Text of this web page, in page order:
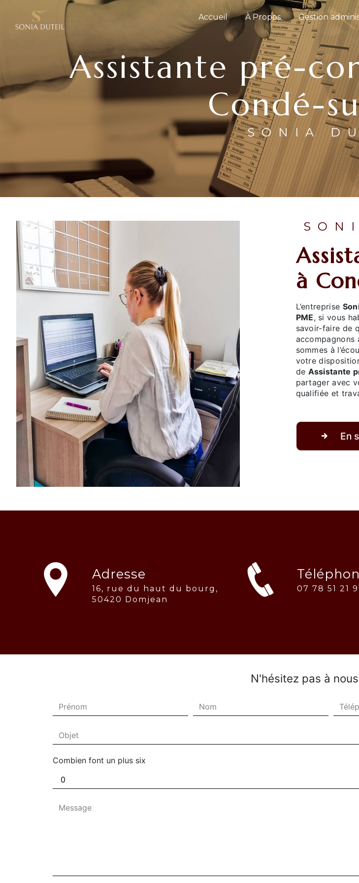
Accueil À Propos Gestion
Assistante pré-comptabilité PME
Condé-
SONIA
Assistante pré-comptabilité PME
à
L’entreprise
PME, si vous
savoir-faire de
sommes à
votre
de Assistante
partager avec
qualifiée et
En
Adresse
16, rue du haut du bourg,
50420 Domjean
07 78 51 21
N'hésitez pas à
Combien font un plus six
Panneau de gestion des cookies